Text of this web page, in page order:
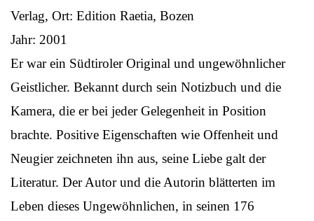
Verlag, Ort: Edition Raetia, Bozen
Jahr: 2001
Er war ein Südtiroler Original und ungewöhnlicher
Geistlicher. Bekannt durch sein Notizbuch und die
Kamera, die er bei jeder Gelegenheit in Position
brachte. Positive Eigenschaften wie Offenheit und
Neugier zeichneten ihn aus, seine Liebe galt der
Literatur. Der Autor und die Autorin blätterten im
Leben dieses Ungewöhnlichen, in seinen 176